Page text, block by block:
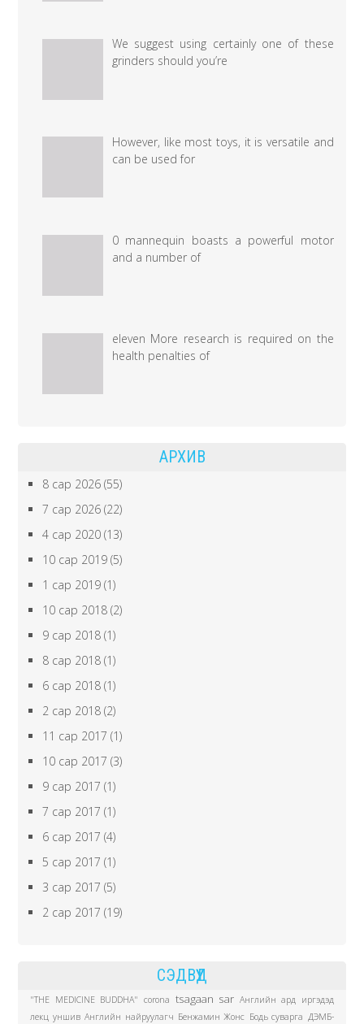
We suggest using certainly one of these
grinders should you’re
However, like most toys, it is versatile and
can be used for
0 mannequin boasts a powerful motor
and a number of
eleven More research is required on the
health penalties of
АРХИВ
8 сар 2026 (55)
7 сар 2026 (22)
4 сар 2020 (13)
10 сар 2019 (5)
1 сар 2019 (1)
10 сар 2018 (2)
9 сар 2018 (1)
8 сар 2018 (1)
6 сар 2018 (1)
2 сар 2018 (2)
11 сар 2017 (1)
10 сар 2017 (3)
9 сар 2017 (1)
7 сар 2017 (1)
6 сар 2017 (4)
5 сар 2017 (1)
3 сар 2017 (5)
2 сар 2017 (19)
СЭДВҮҮД
"THE MEDICINE BUDDHA" corona tsagaan sar Английн ард иргэдэд
лекц уншив Английн найруулагч Бенжамин Жонс Бодь суварга ДЭМБ-